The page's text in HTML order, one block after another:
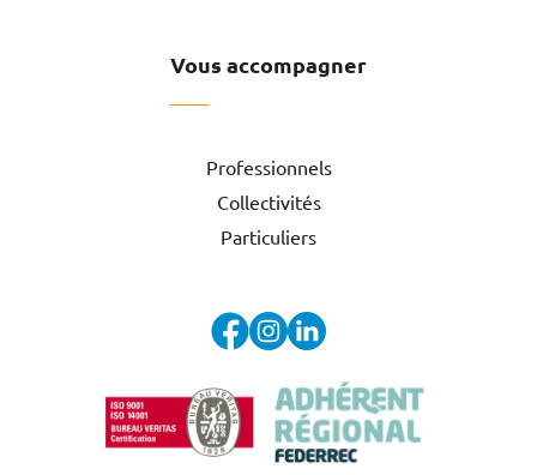
Vous accompagner
Professionnels
Collectivités
Particuliers